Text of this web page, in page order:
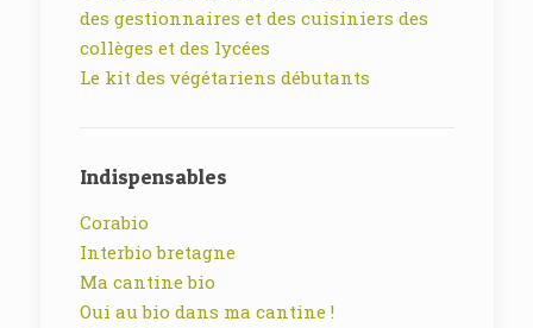
des gestionnaires et des cuisiniers des
collèges et des lycées
Le kit des végétariens débutants
Indispensables
Corabio
Interbio bretagne
Ma cantine bio
Oui au bio dans ma cantine !